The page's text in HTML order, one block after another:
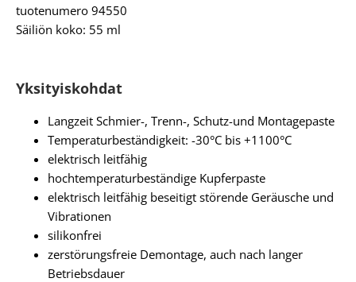
tuotenumero 94550
Säiliön koko: 55 ml
Yksityiskohdat
Langzeit Schmier-, Trenn-, Schutz-und Montagepaste
Temperaturbeständigkeit: -30°C bis +1100°C
elektrisch leitfähig
hochtemperaturbeständige Kupferpaste
elektrisch leitfähig beseitigt störende Geräusche und
Vibrationen
silikonfrei
zerstörungsfreie Demontage, auch nach langer
Betriebsdauer